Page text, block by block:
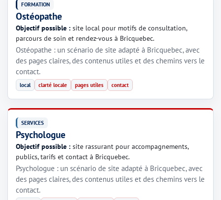
FORMATION
Ostéopathe
Objectif possible : site local pour motifs de consultation,
parcours de soin et rendez-vous à Bricquebec.
Ostéopathe : un scénario de site adapté à Bricquebec, avec
des pages claires, des contenus utiles et des chemins vers le
contact.
local clarté locale pages utiles contact
SERVICES
Psychologue
Objectif possible : site rassurant pour accompagnements,
publics, tarifs et contact à Bricquebec.
Psychologue : un scénario de site adapté à Bricquebec, avec
des pages claires, des contenus utiles et des chemins vers le
contact.